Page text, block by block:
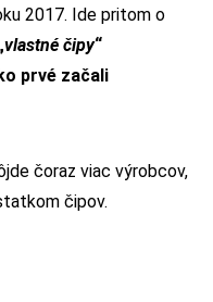
2017. Ide pritom o
vlastné čipy“
prvé začali
čoraz viac výrobcov,
čipov.